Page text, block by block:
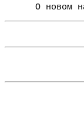
О новом